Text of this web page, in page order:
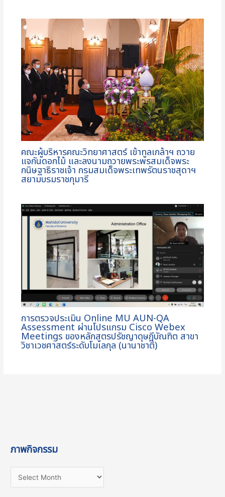
คณะผู้บริหารคณะวิทยาศาสตร์ เข้าทูลเกล้าฯ ถวาย
แจกันดอกไม้ และลงนามถวายพระพรสมเด็จพระ
กนิษฐาธิราชเจ้า กรมสมเด็จพระเทพรัตนราชสุดาฯ
สยามบรมราชกุมารี
การตรวจประเมิน Online MU AUN-QA
Assessment ผ่านโปรแกรม Cisco Webex
Meetings ของหลักสูตรปรัชญาดุษฎีบัณฑิต สาขา
วิชาเวชศาสตร์ระดับโมเลกุล (นานาชาติ)
ภาพกิจกรรม